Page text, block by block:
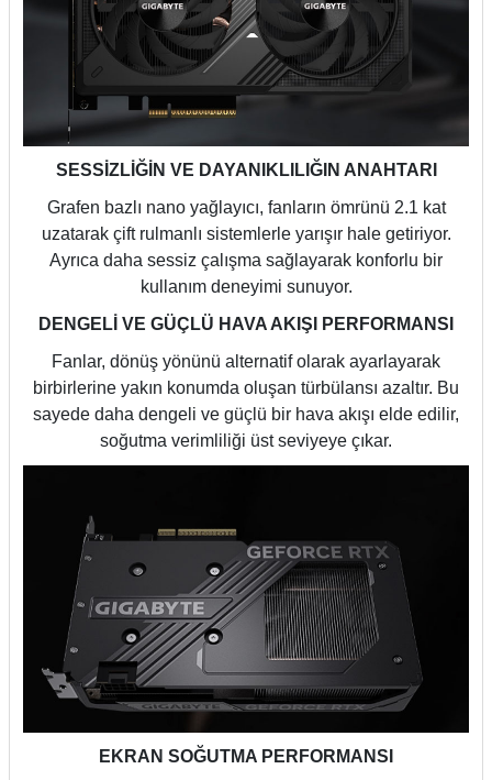
SESSİZLİĞİN VE DAYANIKLILIĞIN ANAHTARI
Grafen bazlı nano yağlayıcı, fanların ömrünü 2.1 kat
uzatarak çift rulmanlı sistemlerle yarışır hale getiriyor.
Ayrıca daha sessiz çalışma sağlayarak konforlu bir
kullanım deneyimi sunuyor.
DENGELİ VE GÜÇLÜ HAVA AKIŞI PERFORMANSI
Fanlar, dönüş yönünü alternatif olarak ayarlayarak
birbirlerine yakın konumda oluşan türbülansı azaltır. Bu
sayede daha dengeli ve güçlü bir hava akışı elde edilir,
soğutma verimliliği üst seviyeye çıkar.
EKRAN SOĞUTMA PERFORMANSI